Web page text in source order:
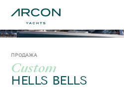
ПРОДАЖА
Custom
HELLS BELLS